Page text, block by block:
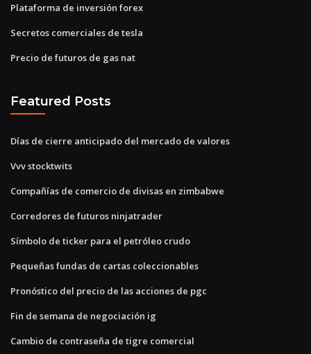
Plataforma de inversión forex
Secretos comerciales de tesla
Precio de futuros de gas nat
Featured Posts
Días de cierre anticipado del mercado de valores
Vvv stocktwits
Compañías de comercio de divisas en zimbabwe
Corredores de futuros ninjatrader
Símbolo de ticker para el petróleo crudo
Pequeñas fundas de cartas coleccionables
Pronóstico del precio de las acciones de pgc
Fin de semana de negociación ig
Cambio de contraseña de tigre comercial